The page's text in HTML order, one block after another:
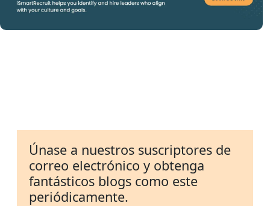
Únase a nuestros suscriptores de
correo electrónico y obtenga
fantásticos blogs como este
periódicamente.